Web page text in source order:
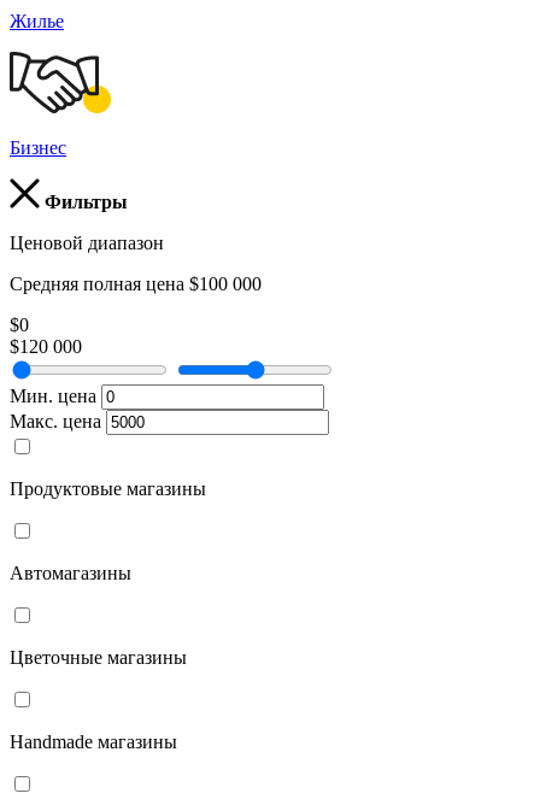
Жилье
Бизнес
Фильтры
Ценовой диапазон
Средняя полная цена $100 000
$0
$120 000
Мин. цена
Макс. цена
Продуктовые магазины
Автомагазины
Цветочные магазины
Handmade магазины